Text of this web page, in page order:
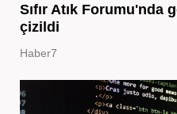
Sıfır Atık Forumu'nda
çizildi
Haber7